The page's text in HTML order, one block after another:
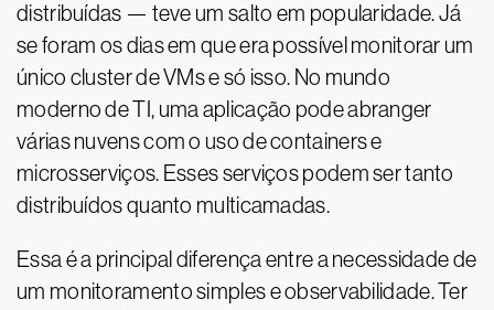
distribuídas — teve um salto em popularidade. Já
se foram os dias em que era possível monitorar um
único cluster de VMs e só isso. No mundo
moderno de TI, uma aplicação pode abranger
várias nuvens com o uso de containers e
microsserviços. Esses serviços podem ser tanto
distribuídos quanto multicamadas.
Essa é a principal diferença entre a necessidade de
um monitoramento simples e observabilidade. Ter